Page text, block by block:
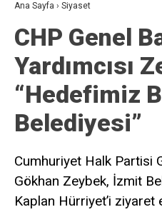
Ana Sayfa › Siyaset
CHP Genel
Yardımcısı
“Hedefimiz
Belediyesi”
Cumhuriyet Halk Partisi
Gökhan Zeybek, İzmit
Kaplan Hürriyet’i ziyaret